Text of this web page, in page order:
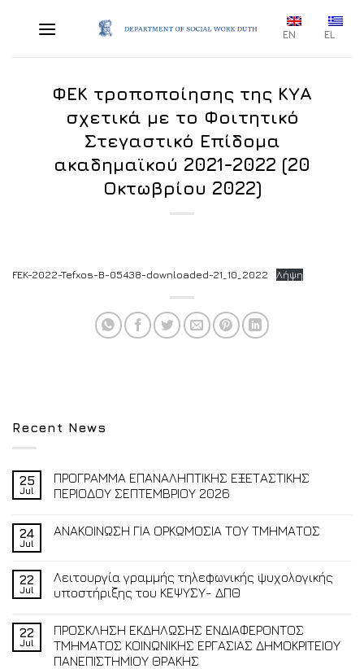
EN EL
ΦΕΚ τροποποίησης της ΚΥΑ
σχετικά με το Φοιτητικό
Στεγαστικό Επίδομα
ακαδημαϊκού 2021-2022 (20
Οκτωβρίου 2022)
FEK-2022-Tefxos-B-05438-downloaded-21_10_2022 Λήψη
Recent News
25
Jul
ΠΡΟΓΡΑΜΜΑ ΕΠΑΝΑΛΗΠΤΙΚΗΣ ΕΞΕΤΑΣΤΙΚΗΣ
ΠΕΡΙΟΔΟΥ ΣΕΠΤΕΜΒΡΙΟΥ 2026
24
Jul
ΑΝΑΚΟΙΝΩΣΗ ΓΙΑ ΟΡΚΩΜΟΣΙΑ ΤΟΥ ΤΜΗΜΑΤΟΣ
22
Jul
Λειτουργία γραμμής τηλεφωνικής ψυχολογικής
υποστήριξης του ΚΕΨΥΣΥ- ΔΠΘ
22
Jul
ΠΡΟΣΚΛΗΣΗ ΕΚΔΗΛΩΣΗΣ ΕΝΔΙΑΦΕΡΟΝΤΟΣ
ΤΜΗΜΑΤΟΣ ΚΟΙΝΩΝΙΚΗΣ ΕΡΓΑΣΙΑΣ ΔΗΜΟΚΡΙΤΕΙΟΥ
ΠΑΝΕΠΙΣΤΗΜΙΟΥ ΘΡΑΚΗΣ